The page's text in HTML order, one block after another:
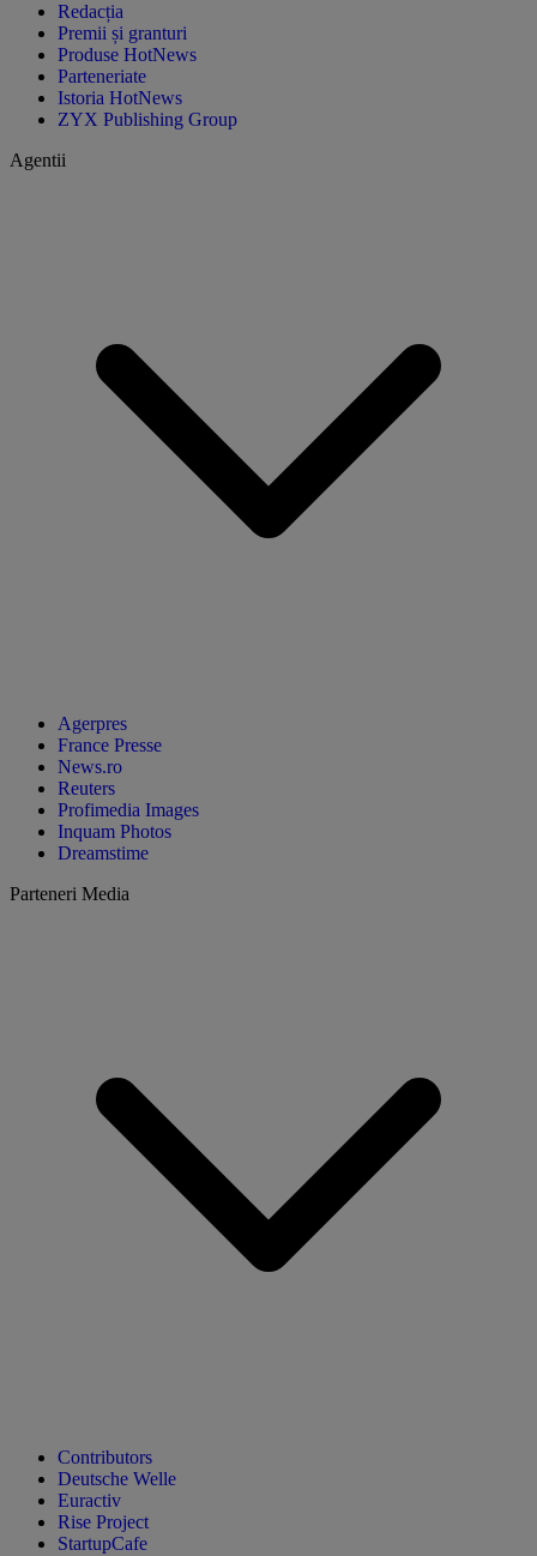
Redacția
Premii și granturi
Produse HotNews
Parteneriate
Istoria HotNews
ZYX Publishing Group
Agentii
Agerpres
France Presse
News.ro
Reuters
Profimedia Images
Inquam Photos
Dreamstime
Parteneri Media
Contributors
Deutsche Welle
Euractiv
Rise Project
StartupCafe